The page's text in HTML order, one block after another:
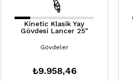
Kinetic Klasik Yay
Gövdesi Lancer 25"
Gövdeler
₺9.958,46